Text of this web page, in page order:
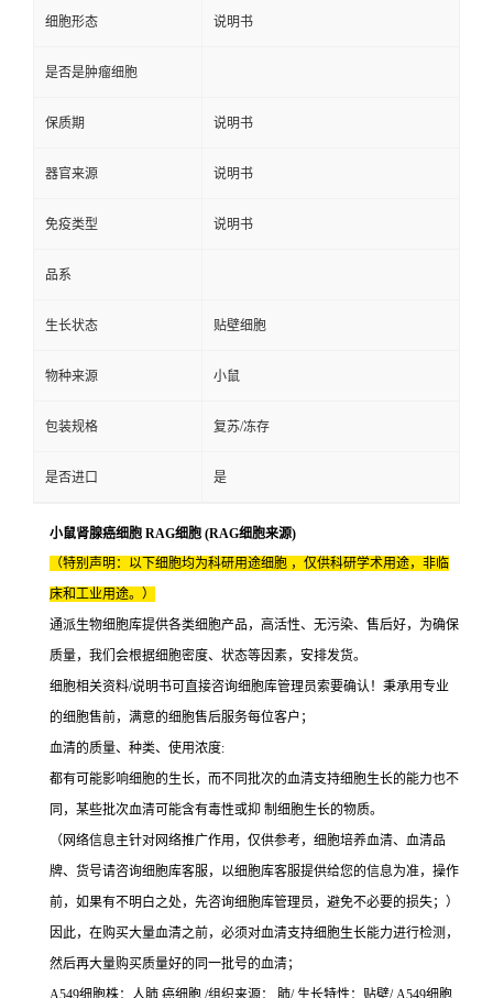
细胞形态 说明书
是否是肿瘤细胞
保质期 说明书
器官来源 说明书
免疫类型 说明书
品系
生长状态 贴壁细胞
物种来源 小鼠
包装规格 复苏/冻存
是否进口 是
小鼠肾腺癌细胞 RAG细胞 (RAG细胞来源)
（特别声明：以下细胞均为科研用途细胞 ，仅供科研学术用途，非临
床和工业用途。）
通派生物细胞库提供各类细胞产品，高活性、无污染、售后好，为确保
质量，我们会根据细胞密度、状态等因素，安排发货。
细胞相关资料/说明书可直接咨询细胞库管理员索要确认！秉承用专业
的细胞售前，满意的细胞售后服务每位客户；
血清的质量、种类、使用浓度:
都有可能影响细胞的生长，而不同批次的血清支持细胞生长的能力也不
同，某些批次血清可能含有毒性或抑 制细胞生长的物质。
（网络信息主针对网络推广作用，仅供参考，细胞培养血清、血清品
牌、货号请咨询细胞库客服，以细胞库客服提供给您的信息为准，操作
前，如果有不明白之处，先咨询细胞库管理员，避免不必要的损失；）
因此，在购买大量血清之前，必须对血清支持细胞生长能力进行检测，
然后再大量购买质量好的同一批号的血清；
A549细胞株：人肺 癌细胞 /组织来源： 肺/ 生长特性：贴壁/ A549细胞